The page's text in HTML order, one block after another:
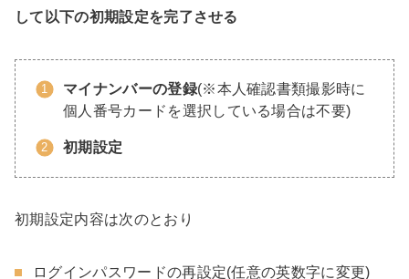
して以下の初期設定を完了させる
マイナンバーの登録(※本人確認書類撮影時に
個人番号カードを選択している場合は不要)
初期設定
初期設定内容は次のとおり
ログインパスワードの再設定(任意の英数字に変更)